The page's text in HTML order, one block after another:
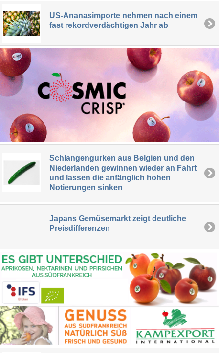
US-Ananasimporte nehmen nach einem
fast rekordverdächtigen Jahr ab
Schlangengurken aus Belgien und den
Niederlanden gewinnen wieder an Fahrt
und lassen die anfänglich hohen
Notierungen sinken
Japans Gemüsemarkt zeigt deutliche
Preisdifferenzen